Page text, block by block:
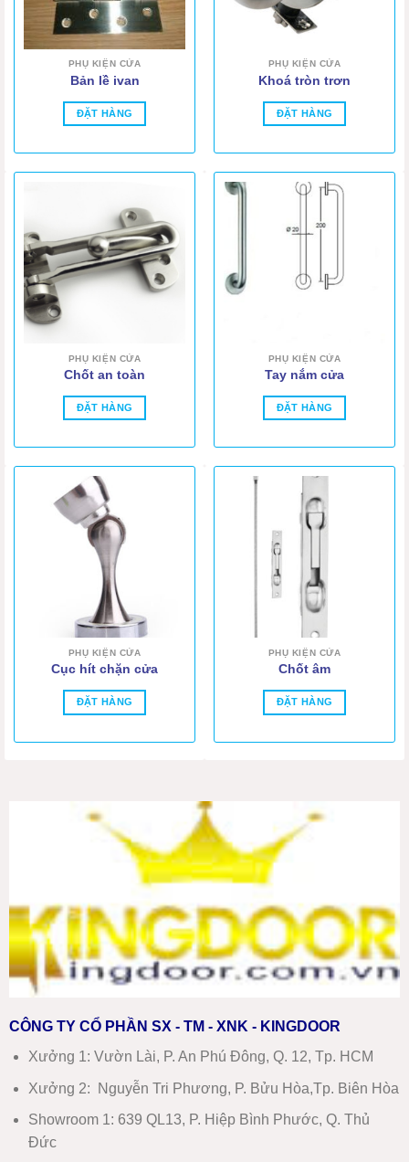
PHỤ KIỆN CỬA
Bản lề ivan
ĐẶT HÀNG
PHỤ KIỆN CỬA
Khoá tròn trơn
ĐẶT HÀNG
PHỤ KIỆN CỬA
Chốt an toàn
ĐẶT HÀNG
PHỤ KIỆN CỬA
Tay nắm cửa
ĐẶT HÀNG
PHỤ KIỆN CỬA
Cục hít chặn cửa
ĐẶT HÀNG
PHỤ KIỆN CỬA
Chốt âm
ĐẶT HÀNG
CÔNG TY CỔ PHẦN SX - TM - XNK - KINGDOOR
Xưởng 1: Vườn Lài, P. An Phú Đông, Q. 12, Tp. HCM
Xưởng 2: Nguyễn Tri Phương, P. Bửu Hòa,Tp. Biên Hòa
Showroom 1: 639 QL13, P. Hiệp Bình Phước, Q. Thủ
Đức